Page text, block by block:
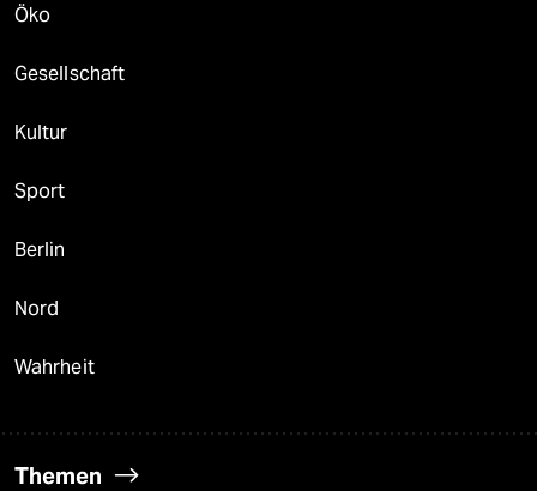
Öko
Gesellschaft
Kultur
Sport
Berlin
Nord
Wahrheit
Themen